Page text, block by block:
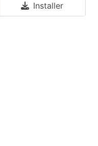
Installer